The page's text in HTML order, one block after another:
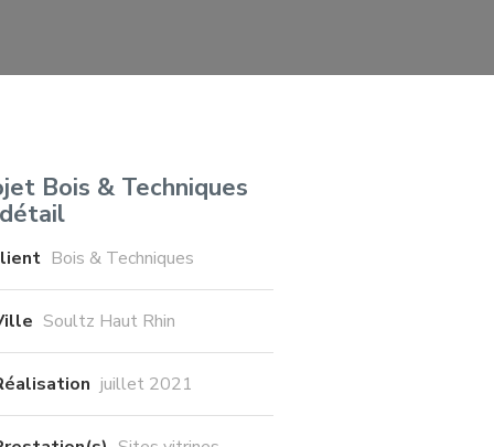
Bois & Techniques
Bois & Techniques
Soultz Haut Rhin
juillet 2021